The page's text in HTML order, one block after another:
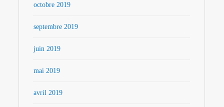
octobre 2019
septembre 2019
juin 2019
mai 2019
avril 2019